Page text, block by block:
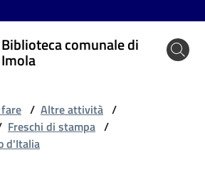
Biblioteca comunale di
Imola
/ Altre attività /
Freschi di stampa /
d'Italia